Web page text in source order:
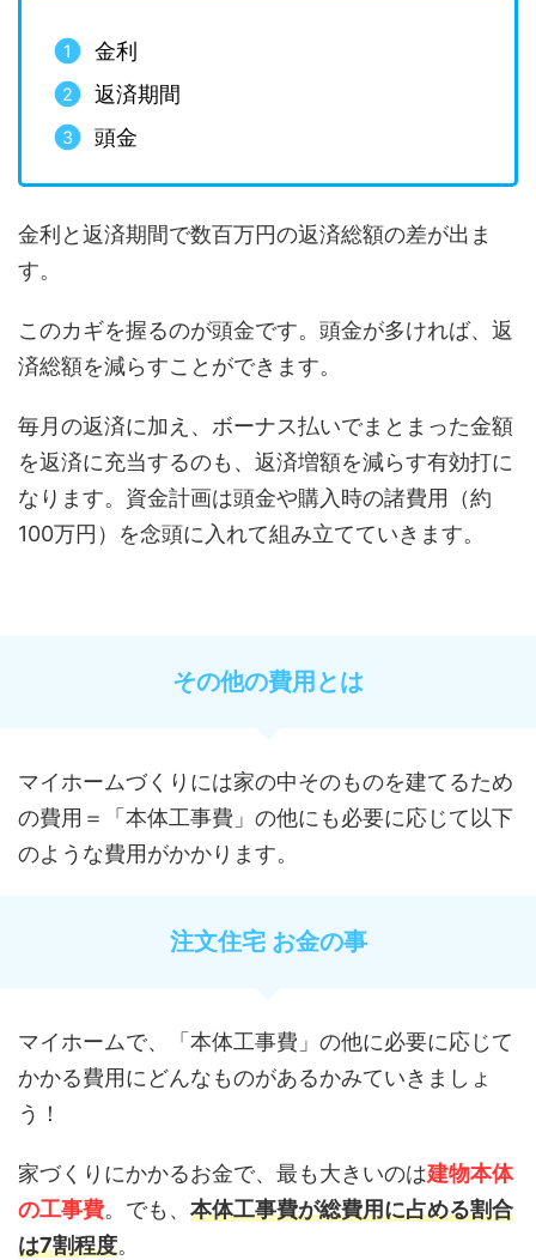
金利
返済期間
頭金
金利と返済期間で数百万円の返済総額の差が出ま
す。
このカギを握るのが頭金です。頭金が多ければ、返
済総額を減らすことができます。
毎月の返済に加え、ボーナス払いでまとまった金額
を返済に充当するのも、返済増額を減らす有効打に
なります。資金計画は頭金や購入時の諸費用（約
100万円）を念頭に入れて組み立てていきます。
その他の費用とは
マイホームづくりには家の中そのものを建てるため
の費用＝「本体工事費」の他にも必要に応じて以下
のような費用がかかります。
注文住宅 お金の事
マイホームで、「本体工事費」の他に必要に応じて
かかる費用にどんなものがあるかみていきましょ
う！
家づくりにかかるお金で、最も大きいのは建物本体
の工事費。でも、 本体工事費が総費用に占める割合
は7割程度。